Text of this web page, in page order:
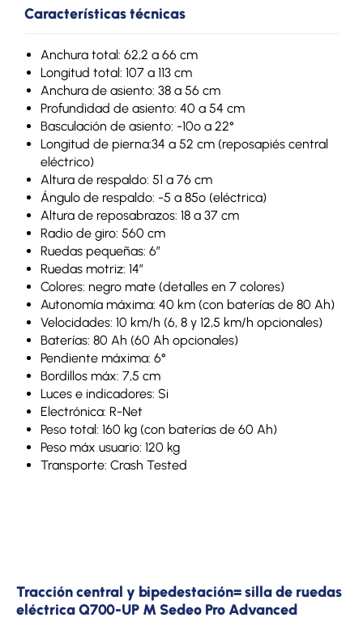
Características técnicas
Anchura total: 62,2 a 66 cm
Longitud total: 107 a 113 cm
Anchura de asiento: 38 a 56 cm
Profundidad de asiento: 40 a 54 cm
Basculación de asiento: -10º a 22°
Longitud de pierna:34 a 52 cm (reposapiés central
eléctrico)
Altura de respaldo: 51 a 76 cm
Ángulo de respaldo: -5 a 85º (eléctrica)
Altura de reposabrazos: 18 a 37 cm
Radio de giro: 560 cm
Ruedas pequeñas: 6”
Ruedas motriz: 14”
Colores: negro mate (detalles en 7 colores)
Autonomía máxima: 40 km (con baterías de 80 Ah)
Velocidades: 10 km/h (6, 8 y 12,5 km/h opcionales)
Baterías: 80 Ah (60 Ah opcionales)
Pendiente máxima: 6°
Bordillos máx: 7,5 cm
Luces e indicadores: Si
Electrónica: R-Net
Peso total: 160 kg (con baterías de 60 Ah)
Peso máx usuario: 120 kg
Transporte: Crash Tested
Tracción central y bipedestación= silla de ruedas
eléctrica Q700-UP M Sedeo Pro Advanced